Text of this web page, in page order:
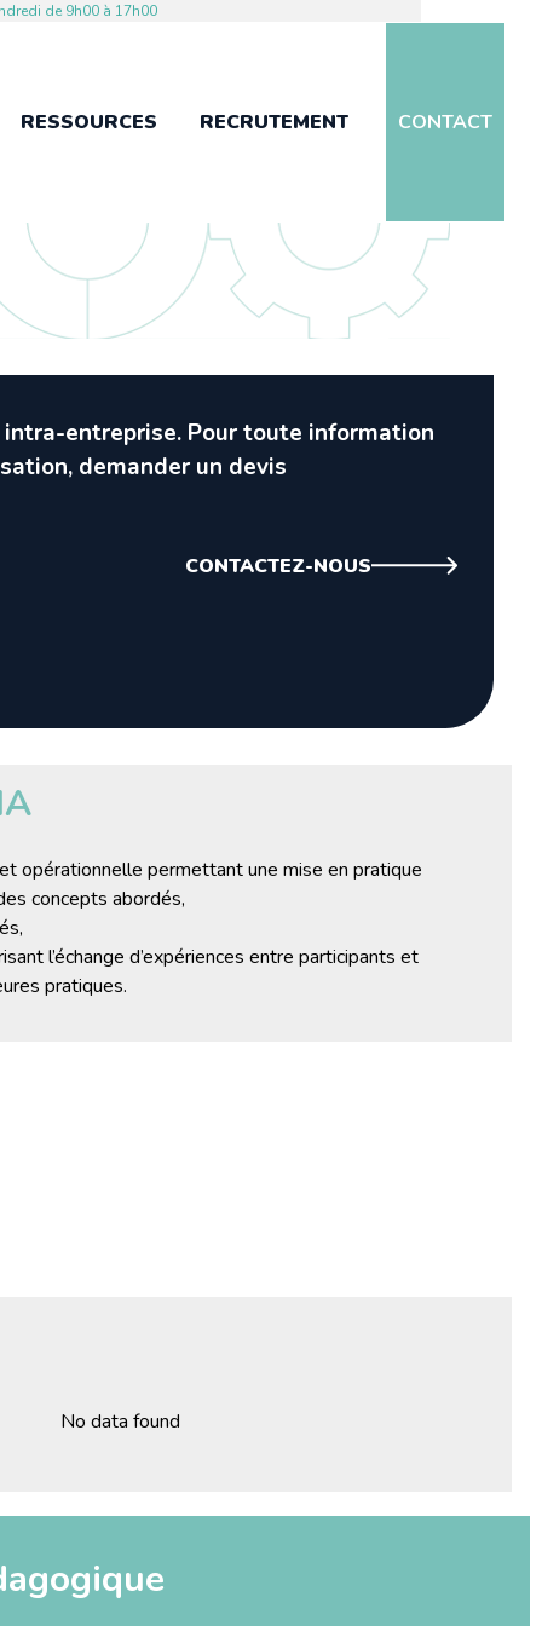
de 9h00 à 17h00
RESSOURCES RECRUTEMENT CONTACT
entreprise. Pour toute information
demander un devis
CONTACTEZ-NOUS
opérationnelle permettant une mise en pratique
concepts abordés​,
l’échange d’expériences entre participants et
pratiques​.
No data found